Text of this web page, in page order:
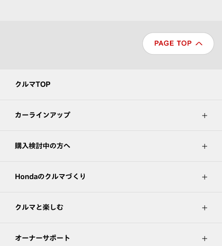
クルマTOP
カーラインアップ
購入検討中の方へ
Hondaのクルマづくり
クルマと楽しむ
オーナーサポート